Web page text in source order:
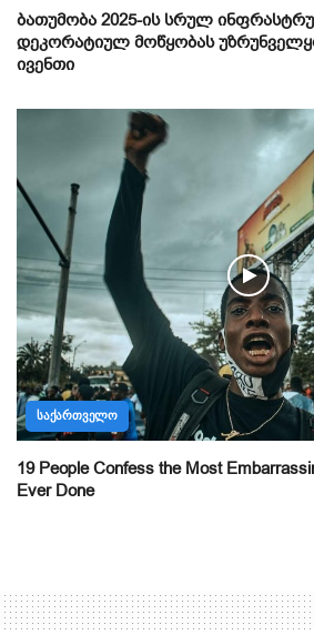
ბათუმობა 2025-ის სრულ
დეკორატიულ მოწყობას
ივენთი
ᲡᲐᲥᲐᲠᲗᲕᲔᲚᲝ
19 People Confess the Most
Ever Done